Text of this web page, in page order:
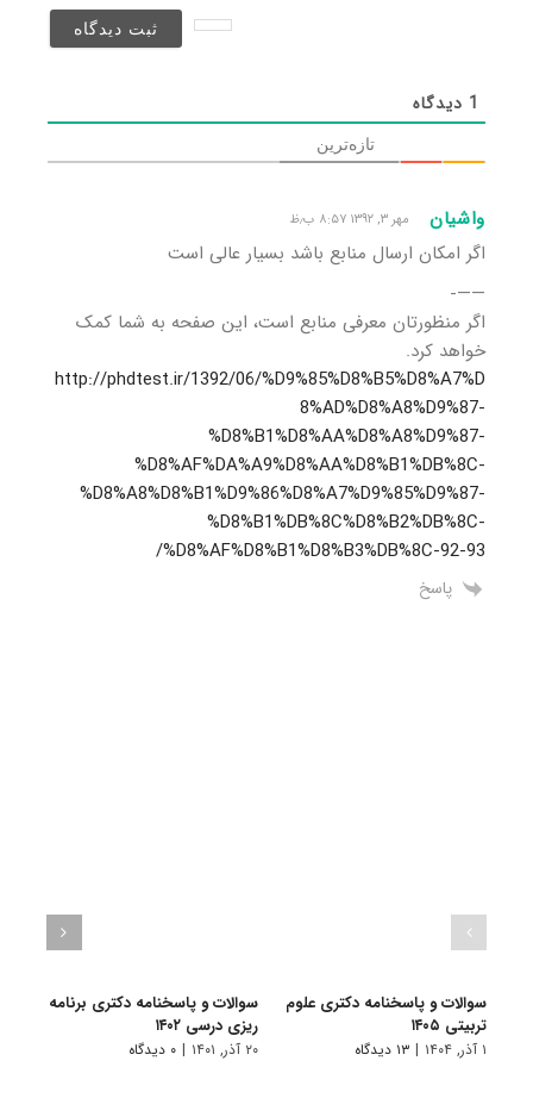
1 دیدگاه
تازه‌ترین
واشیان مهر ۳, ۱۳۹۲ ۸:۵۷ ب٫ظ
اگر امکان ارسال منابع باشد بسیار عالی است
——-
اگر منظورتان معرفی منابع است، این صفحه به شما کمک
خواهد کرد.
http://phdtest.ir/1392/06/%D9%85%D8%B5%D8%A7%D
8%AD%D8%A8%D9%87-
%D8%B1%D8%AA%D8%A8%D9%87-
%D8%AF%DA%A9%D8%AA%D8%B1%DB%8C-
%D8%A8%D8%B1%D9%86%D8%A7%D9%85%D9%87-
%D8%B1%DB%8C%D8%B2%DB%8C-
%D8%AF%D8%B1%D8%B3%DB%8C-92-93/
پاسخ
سوالات و پاسخنامه دکتری علوم
تربیتی ۱۴۰۵
۱ آذر, ۱۴۰۴ | ۱۳ دیدگاه
سوالات و پاسخنامه دکتری برنامه
ریزی درسی ۱۴۰۲
۲۰ آذر, ۱۴۰۱ | ۰ دیدگاه